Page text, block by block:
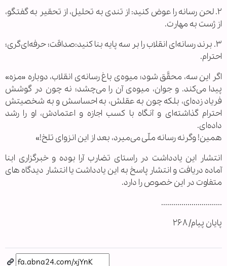
۲. لحن رسانه را عوض کنید: از تندی به تحلیل، از تحقیر به گفتگو،
از ژست به مهارت.
۳. برند رسانه‌ای انقلاب را بر سه پایه بنا کنید:صداقت؛ حرفه‌ای‌گری؛
احترام.
اگر این سه، محقَّق شود؛ میوه‌ی باغ رسانه‌ی انقلاب، دوباره «مزه»
پیدا می‌کند. و جوان، میوه‌ی آن را می‌چشد؛ نه چون در گوشش
فریاد زده‌ای، بلکه چون به عقلش، به احساسش و به شخصیتش
احترام گذاشته‌ای و آنگاه با کسب اجازه‌ و اعتمادش، او را رشد
داده‌ای.
همین! وگرنه رسانه‌ ملّی می‌میرد، بعد از این انزوای تلخ!»
انتشار این یادداشت در راستای تضارب آرا بوده و خبرگزاری ابنا
آماده دریافت و انتشار پاسخ به این یادداشت یا انتشار دیدگاه های
متفاوت در این خصوص را دارد.
..............................
پایان پیام/ ۲۶۸